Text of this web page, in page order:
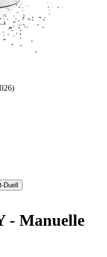
Duell
- Manuelle